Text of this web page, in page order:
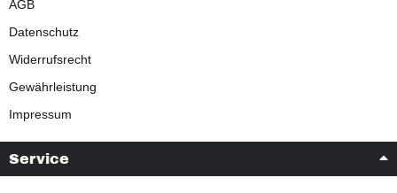
AGB
Datenschutz
Widerrufsrecht
Gewährleistung
Impressum
Service